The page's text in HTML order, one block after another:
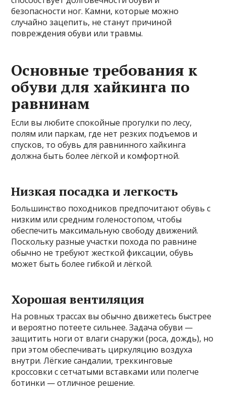
безопасности ног. Камни, которые можно
случайно зацепить, не станут причиной
повреждения обуви или травмы.
Основные требования к
обуви для хайкинга по
равнинам
Если вы любите спокойные прогулки по лесу,
полям или паркам, где нет резких подъемов и
спусков, то обувь для равнинного хайкинга
должна быть более лёгкой и комфортной.
Низкая посадка и легкость
Большинство походников предпочитают обувь с
низким или средним голеностопом, чтобы
обеспечить максимальную свободу движений.
Поскольку разные участки похода по равнине
обычно не требуют жесткой фиксации, обувь
может быть более гибкой и лёгкой.
Хорошая вентиляция
На ровных трассах вы обычно движетесь быстрее
и вероятно потеете сильнее. Задача обуви —
защитить ноги от влаги снаружи (роса, дождь), но
при этом обеспечивать циркуляцию воздуха
внутри. Лёгкие сандалии, треккинговые
кроссовки с сетчатыми вставками или полегче
ботинки — отличное решение.